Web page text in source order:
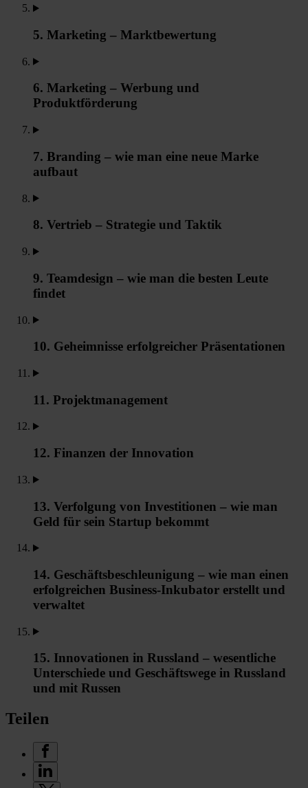
5. Marketing – Marktbewertung
6. Marketing – Werbung und
Produktförderung
7. Branding – wie man eine neue Marke
aufbaut
8. Vertrieb – Strategie und Taktik
9. Teamdesign – wie man die besten Leute
findet
10. Geheimnisse erfolgreicher Präsentationen
11. Projektmanagement
12. Finanzen der Innovation
13. Verfolgung von Investitionen – wie man
Geld für sein Startup bekommt
14. Geschäftsbeschleunigung – wie man einen
erfolgreichen Business-Inkubator erstellt und
verwaltet
15. Innovationen in Russland – wesentliche
Unterschiede und Geschäftswege in Russland
und mit Russen
Teilen